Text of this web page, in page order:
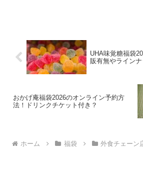
UHA味覚糖福袋
販有無やラインナ
おかげ庵福袋2026のオンライン予約方
法！ドリンクチケット付き？
ホーム 福袋 外食チェーン